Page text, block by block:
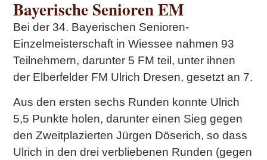
Bayerische Senioren EM
Bei der 34. Bayerischen Senioren-
Einzelmeisterschaft in Wiessee nahmen 93
Teilnehmern, darunter 5 FM teil, unter ihnen
der Elberfelder FM Ulrich Dresen, gesetzt an 7.
Aus den ersten sechs Runden konnte Ulrich
5,5 Punkte holen, darunter einen Sieg gegen
den Zweitplazierten Jürgen Döserich, so dass
Ulrich in den drei verbliebenen Runden (gegen